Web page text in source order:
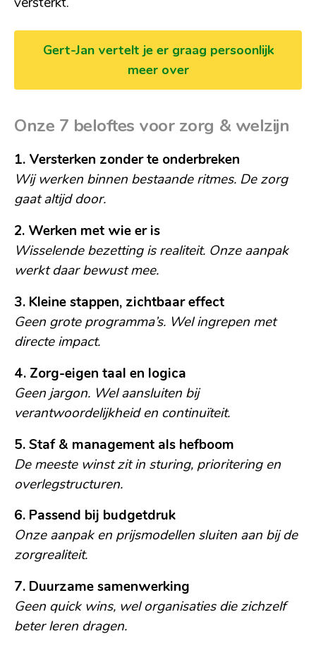
Gert-Jan vertelt je er graag persoonlijk
meer over
Onze 7 beloftes voor zorg & welzijn
1. Versterken zonder te onderbreken
Wij werken binnen bestaande ritmes. De zorg
gaat altijd door.
2. Werken met wie er is
Wisselende bezetting is realiteit. Onze aanpak
werkt daar bewust mee.
3. Kleine stappen, zichtbaar effect
Geen grote programma’s. Wel ingrepen met
directe impact.
4. Zorg-eigen taal en logica
Geen jargon. Wel aansluiten bij
verantwoordelijkheid en continuïteit.
5. Staf & management als hefboom
De meeste winst zit in sturing, prioritering en
overlegstructuren.
6. Passend bij budgetdruk
Onze aanpak en prijsmodellen sluiten aan bij de
zorgrealiteit.
7. Duurzame samenwerking
Geen quick wins, wel organisaties die zichzelf
beter leren dragen.